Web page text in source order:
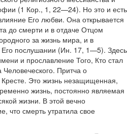
(1 Кор., 1, 22—24). Но это и есть
Его любви. Она открывается
до смерти и в отдаче Отцом
за жизнь мира, и в
послушании (Ин. 17, 1—5). Здесь
и прославление Того, Кто стал
Притча о
Это жизнь незащищенная,
жизнь, постоянно являемая
жизни. В этой вечно
что смерть утратила свое